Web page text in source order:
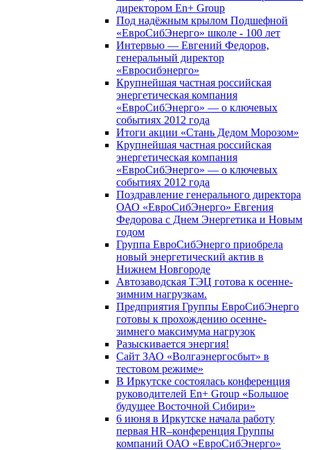
директором En+ Group
Под надёжным крылом Подшефной
«ЕвроСибЭнерго» школе - 100 лет
Интервью — Евгений Федоров,
генеральный директор
«Евросибэнерго»
Крупнейшая частная российская
энергетическая компания
«ЕвроСибЭнерго» — о ключевых
событиях 2012 года
Итоги акции «Стань Дедом Морозом»
Крупнейшая частная российская
энергетическая компания
«ЕвроСибЭнерго» — о ключевых
событиях 2012 года
Поздравление генерального директора
ОАО «ЕвроСибЭнерго» Евгения
Федорова с Днем Энергетика и Новым
годом
Группа ЕвроСибЭнерго приобрела
новый энергетический актив в
Нижнем Новгороде
Автозаводская ТЭЦ готова к осенне-
зимним нагрузкам.
Предприятия Группы ЕвроСибЭнерго
готовы к прохождению осенне-
зимнего максимума нагрузок
Разыскивается энергия!
Сайт ЗАО «Волгаэнергосбыт» в
тестовом режиме»
В Иркутске состоялась конференция
руководителей En+ Group «Большое
будущее Восточной Сибири»
6 июня в Иркутске начала работу
первая HR–конференция Группы
компаний ОАО «ЕвроСибЭнерго»